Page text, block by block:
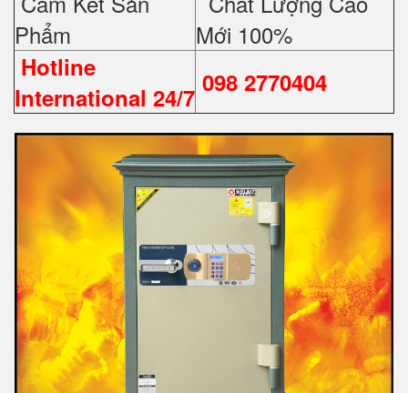
Phẩm
Mới 100%
Hotline
International 24/7 098 2770404